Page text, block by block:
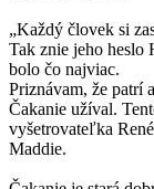
„Každý človek si
Tak znie jeho heslo
bolo čo najviac.
Priznávam, že patrí
Čakanie užíval.
vyšetrovateľka
Maddie.